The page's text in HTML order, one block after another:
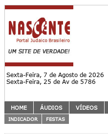
Sexta-Feira, 7 de Agosto de 2026
Sexta-Feira, 25 de Av de 5786
HOME ÁUDIOS VÍDEOS
INDICADOR FESTAS